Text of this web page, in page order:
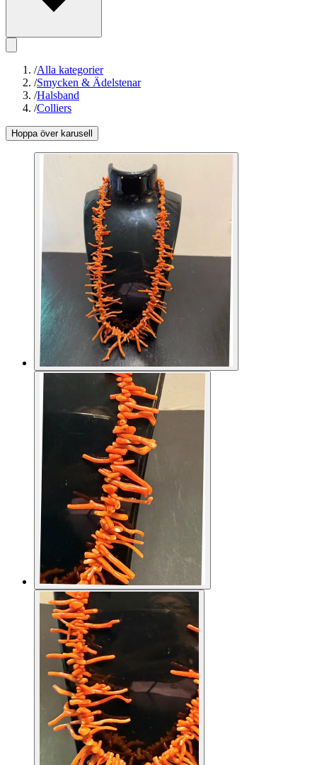
/Alla kategorier
/Smycken & Ädelstenar
/Halsband
/Colliers
Hoppa över karusell